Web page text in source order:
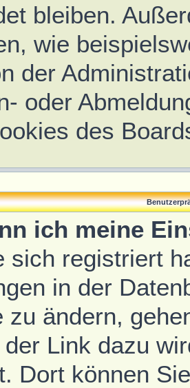
bleiben.
wie
der
oder
des
ich meine
sich registriert
in der
zu ändern,
der Link dazu
Dort können